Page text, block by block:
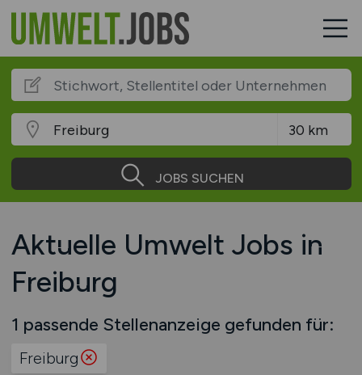
JOBS SUCHEN
Aktuelle Umwelt Jobs in
Freiburg
1 passende Stellenanzeige gefunden für:
Freiburg